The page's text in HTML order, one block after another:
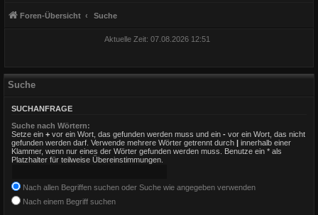
Foren-Übersicht Suche
Aktuelle Zeit: 07.08.2026 12:51
Suche
SUCHANFRAGE
Suche nach Wörtern:
Setze ein + vor ein Wort, das gefunden werden muss und ein - vor ein Wort, das nicht
gefunden werden darf. Verwende mehrere Wörter getrennt durch
innerhalb einer
Klammer, wenn nur eines der Wörter gefunden werden muss. Benutze ein * als
Platzhalter für teilweise Übereinstimmungen.
Nach allen Begriffen suchen oder Suche wie angegeben verwenden
Nach einem Begriff suchen